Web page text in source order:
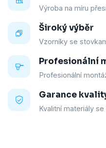
Výroba na míru
Široký výběr
Vzorníky se
Profesionální
Profesionální
Garance
Kvalitní materiály